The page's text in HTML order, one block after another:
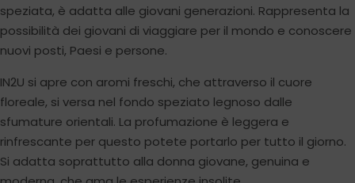
speziata, è adatta alle giovani generazioni. Rappresenta la
possibilità dei giovani di viaggiare per il mondo e conoscere
nuovi posti, Paesi e persone.
IN2U si apre con aromi freschi, che attraverso il cuore
floreale, si versa nel fondo speziato legnoso dalle
sfumature orientali. La profumazione è leggera e
rinfrescante per questo potete portarlo per tutto il giorno.
Si adatta soprattutto alla donna giovane, genuina e